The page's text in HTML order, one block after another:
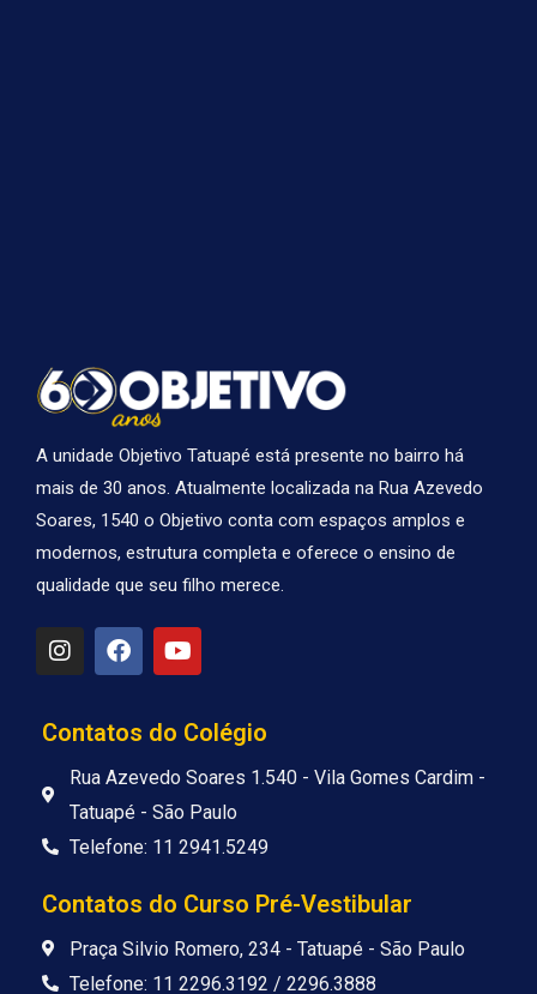
A unidade Objetivo Tatuapé está presente no bairro há
mais de 30 anos. Atualmente localizada na Rua Azevedo
Soares, 1540 o Objetivo conta com espaços amplos e
modernos, estrutura completa e oferece o ensino de
qualidade que seu filho merece.
I
n
s
a
a
m
F
a
c
b
o
k
Y
o
u
u
e
Contatos do Colégio
Rua Azevedo Soares 1.540 - Vila Gomes Cardim -
Tatuapé - São Paulo
Telefone: 11 2941.5249
Contatos do Curso Pré-Vestibular
Praça Silvio Romero, 234 - Tatuapé - São Paulo
Telefone: 11 2296.3192 / 2296.3888